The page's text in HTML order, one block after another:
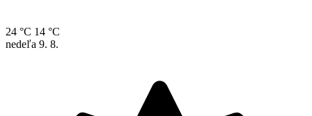
24 °C 14 °C
nedeľa 9. 8.